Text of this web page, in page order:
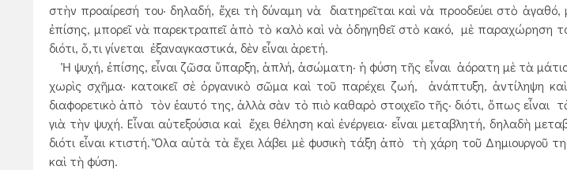
στὴν προαίρεσή του· δηλαδή, ἔχει τὴ δύναμη νὰ διατηρεῖται καὶ νὰ προοδεύει στὸ ἀγαθό,
ἐπίσης, μπορεῖ νὰ παρεκτραπεῖ ἀπὸ τὸ καλὸ καὶ νὰ ὁδηγηθεῖ στὸ κακό, μὲ παραχώρηση
διότι, ὅ,τι γίνεται ἐξαναγκαστικά, δὲν εἶναι ἀρετή.
Ἡ ψυχή, ἐπίσης, εἶναι ζῶσα ὕπαρξη, ἁπλή, ἀσώματη· ἡ φύση τῆς εἶναι ἀόρατη μὲ τὰ μάτια
χωρὶς σχῆμα· κατοικεῖ σὲ ὀργανικὸ σῶμα καὶ τοῦ παρέχει ζωή, ἀνάπτυξη, ἀντίληψη
διαφορετικὸ ἀπὸ τὸν ἑαυτό της, ἀλλὰ σὰν τὸ πιὸ καθαρὸ στοιχεῖο τῆς· διότι, ὅπως εἶναι
γιὰ τὴν ψυχή. Εἶναι αὐτεξούσια καὶ ἔχει θέληση καὶ ἐνέργεια· εἶναι μεταβλητή, δηλαδὴ
διότι εἶναι κτιστή. Ὅλα αὐτὰ τὰ ἔχει λάβει μὲ φυσικὴ τάξη ἀπὸ τὴ χάρη τοῦ Δημιουργοῦ
καὶ τὴ φύση.